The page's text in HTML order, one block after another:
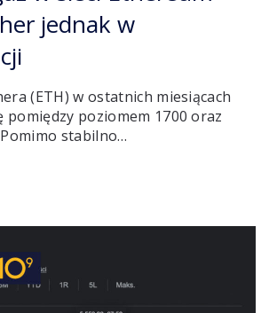
jednak w
(ETH) w ostatnich miesiącach
pomiędzy poziomem 1700 oraz
stabilno…